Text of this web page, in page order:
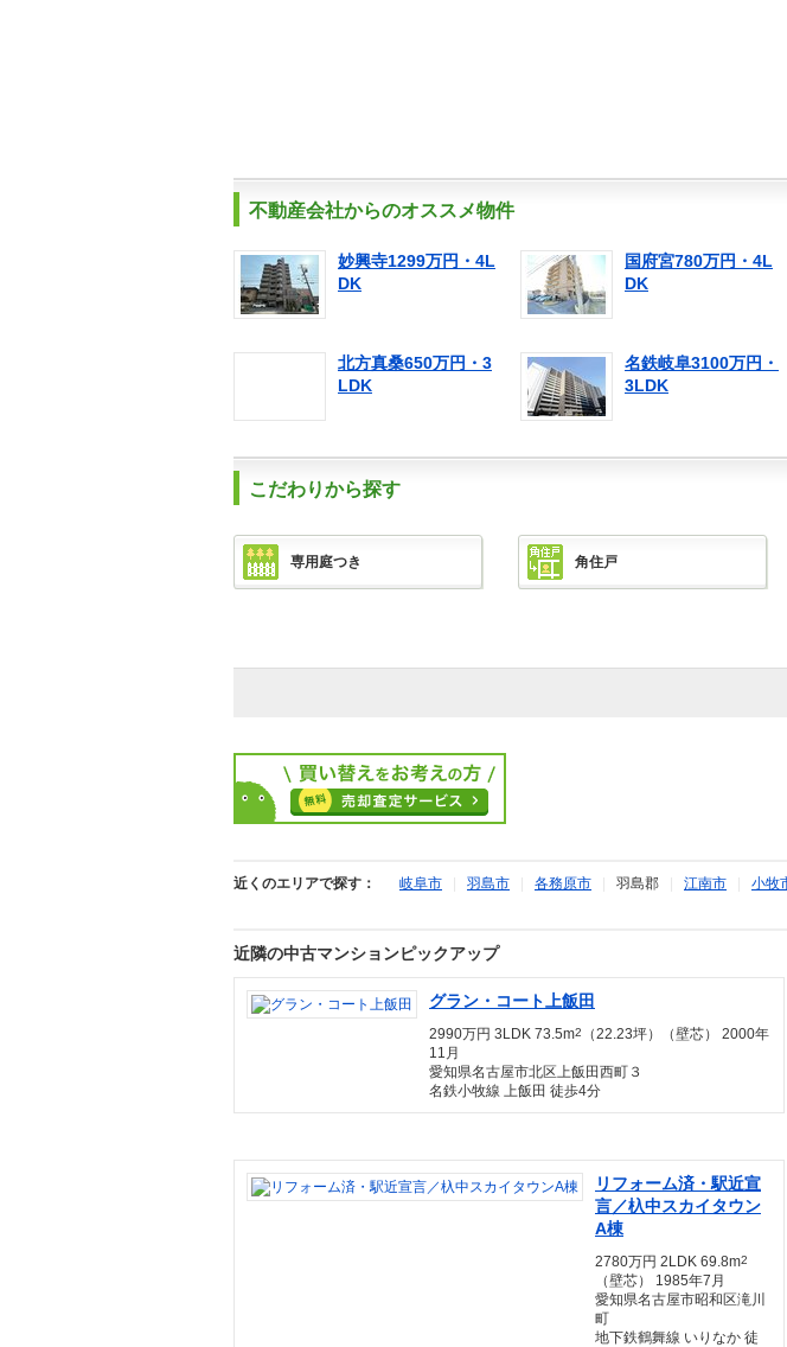
不動産会社からのオススメ物件
妙興寺1299万円・4L
DK
国府宮780万円・4L
DK
北方真桑650万円・3
LDK
名鉄岐阜3100万円・
3LDK
こだわりから探す
専用庭つき 角住戸
近くのエリアで探す： 岐阜市 羽島市 各務原市 羽島郡 江南市 小牧
近隣の中古マンションピックアップ
グラン・コート上飯田
2990万円 3LDK 73.5m2
（22.23坪）（壁芯） 2000年
11月
愛知県名古屋市北区上飯田西町３
名鉄小牧線 上飯田 徒歩4分
リフォーム済・駅近宣
言／杁中スカイタウン
A棟
2780万円 2LDK 69.8m2
（壁芯） 1985年7月
愛知県名古屋市昭和区滝川
町
地下鉄鶴舞線 いりなか 徒